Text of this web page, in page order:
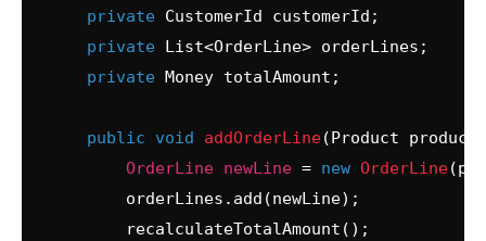
private CustomerId customerId;
private List<OrderLine> orderLines;
private Money totalAmount;
public void addOrderLine(Product
OrderLine newLine = new OrderLine
        orderLines.add(newLine);
        recalculateTotalAmount();